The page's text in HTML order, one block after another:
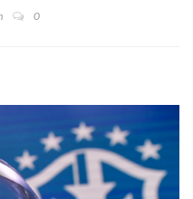
0